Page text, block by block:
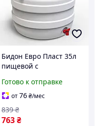
Бидон Евро Пласт 35л
пищевой с
зеленая крышка 1
Готово к отправке
от76 ₴/мес
763 ₴
839 ₴